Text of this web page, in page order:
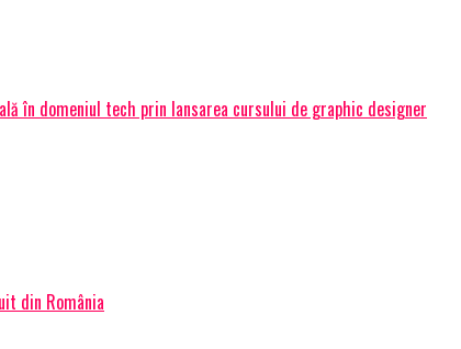
în domeniul tech prin lansarea cursului de graphic designer
din România